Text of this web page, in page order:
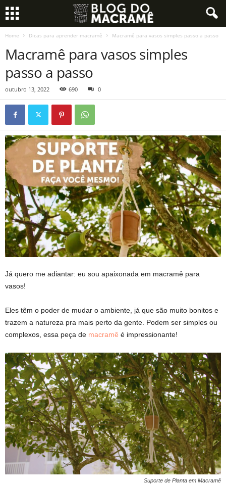
Home Dicas para aprender macramê Macramê para vasos simples passo a passo
Macramê para vasos simples
passo a passo
outubro 13, 2022 690 0
Já quero me adiantar: eu sou apaixonada em macramê para
vasos!
Eles têm o poder de mudar o ambiente, já que são muito bonitos e
trazem a natureza pra mais perto da gente. Podem ser simples ou
complexos, essa peça de macramê é impressionante!
Suporte de Planta em Macramê